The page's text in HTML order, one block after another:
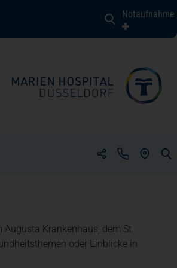
Notaufnahme
Krankenhaus, dem St.
oder Einblicke in